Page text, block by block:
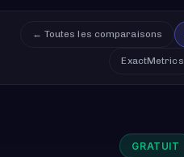
← Toutes les comparaisons
ExactMetrics
GRATUIT